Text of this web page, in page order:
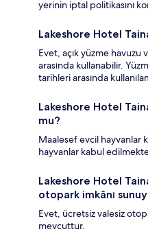
yerinin iptal politikasını
Lakeshore Hotel
Evet, açık yüzme
arasında kullanabilir.
tarihleri arasında
Lakeshore Hotel
mu?
Maalesef evcil hayvanlar
hayvanlar kabul
Lakeshore Hotel
otopark imkânı
Evet, ücretsiz valesiz
mevcuttur.